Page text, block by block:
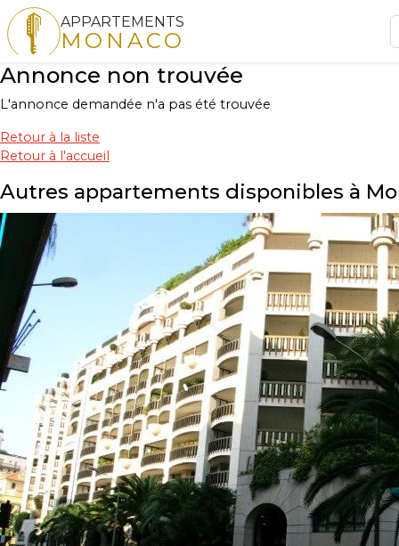
APPARTEMENTS
MONACO
Annonce non trouvée
L'annonce demandée n'a pas été trouvée
Retour à la liste
Retour à l'accueil
Autres appartements disponibles à